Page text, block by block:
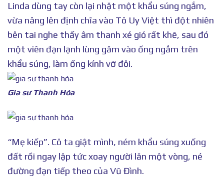
Linda dùng tay còn lại nhặt một khẩu súng ngắm,
vừa nâng lên định chĩa vào Tô Uy Việt thì đột nhiên
bên tai nghe thấy âm thanh xé gió rất khẽ, sau đó
một viên đạn lạnh lùng găm vào ống ngắm trên
khẩu súng, làm ống kính vỡ đôi.
Gia sư Thanh Hóa
“Mẹ kiếp”. Cô ta giật mình, ném khẩu súng xuống
đất rồi ngay lập tức xoay người lăn một vòng, né
đường đạn tiếp theo của Vũ Đình.